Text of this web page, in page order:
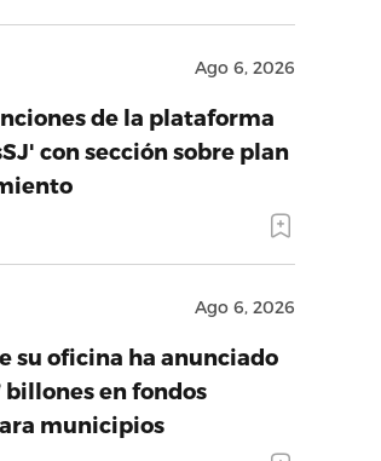
Ago 6, 2026
de la plataforma
con sección sobre plan
Ago 6, 2026
su oficina ha anunciado
billones en fondos
municipios